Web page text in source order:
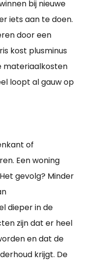
bij nieuwe
iets aan te doen.
door een
kost plusminus
materiaalkosten
loopt al gauw op
of
Een woning
gevolg? Minder
dieper in de
zijn dat er heel
en dat de
krijgt. De